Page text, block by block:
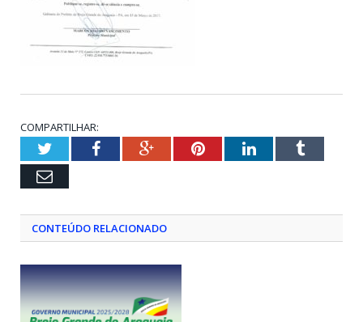
COMPARTILHAR:
TwitterFacebookGoogle+PinterestLinkedInTumblr
Email
CONTEÚDO RELACIONADO